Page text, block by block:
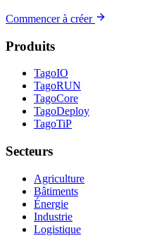
Commencer à créer
Produits
TagoIO
TagoRUN
TagoCore
TagoDeploy
TagoTiP
Secteurs
Agriculture
Bâtiments
Énergie
Industrie
Logistique